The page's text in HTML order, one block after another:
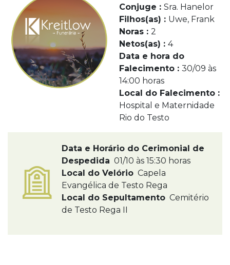
Conjuge : Sra. Hanelor
Filhos(as) : Uwe, Frank
Noras : 2
Netos(as) : 4
Data e hora do
Falecimento : 30/09 às
14:00 horas
Local do Falecimento :
Hospital e Maternidade
Rio do Testo
Data e Horário do Cerimonial de
Despedida 01/10 às 15:30 horas
Local do Velório Capela
Evangélica de Testo Rega
Local do Sepultamento Cemitério
de Testo Rega II